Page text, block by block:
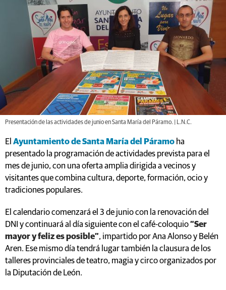
Presentación de las actividades de junio en Santa María del Páramo. | L.N.C.
El Ayuntamiento de Santa María del Páramo ha
presentado la programación de actividades prevista para el
mes de junio, con una oferta amplia dirigida a vecinos y
visitantes que combina cultura, deporte, formación, ocio y
tradiciones populares.
El calendario comenzará el 3 de junio con la renovación del
DNI y continuará al día siguiente con el café-coloquio“Ser
mayor y feliz es posible”, impartido por Ana Alonso y Belén
Aren. Ese mismo día tendrá lugar también la clausura de los
talleres provinciales de teatro, magia y circo organizados por
la Diputación de León.